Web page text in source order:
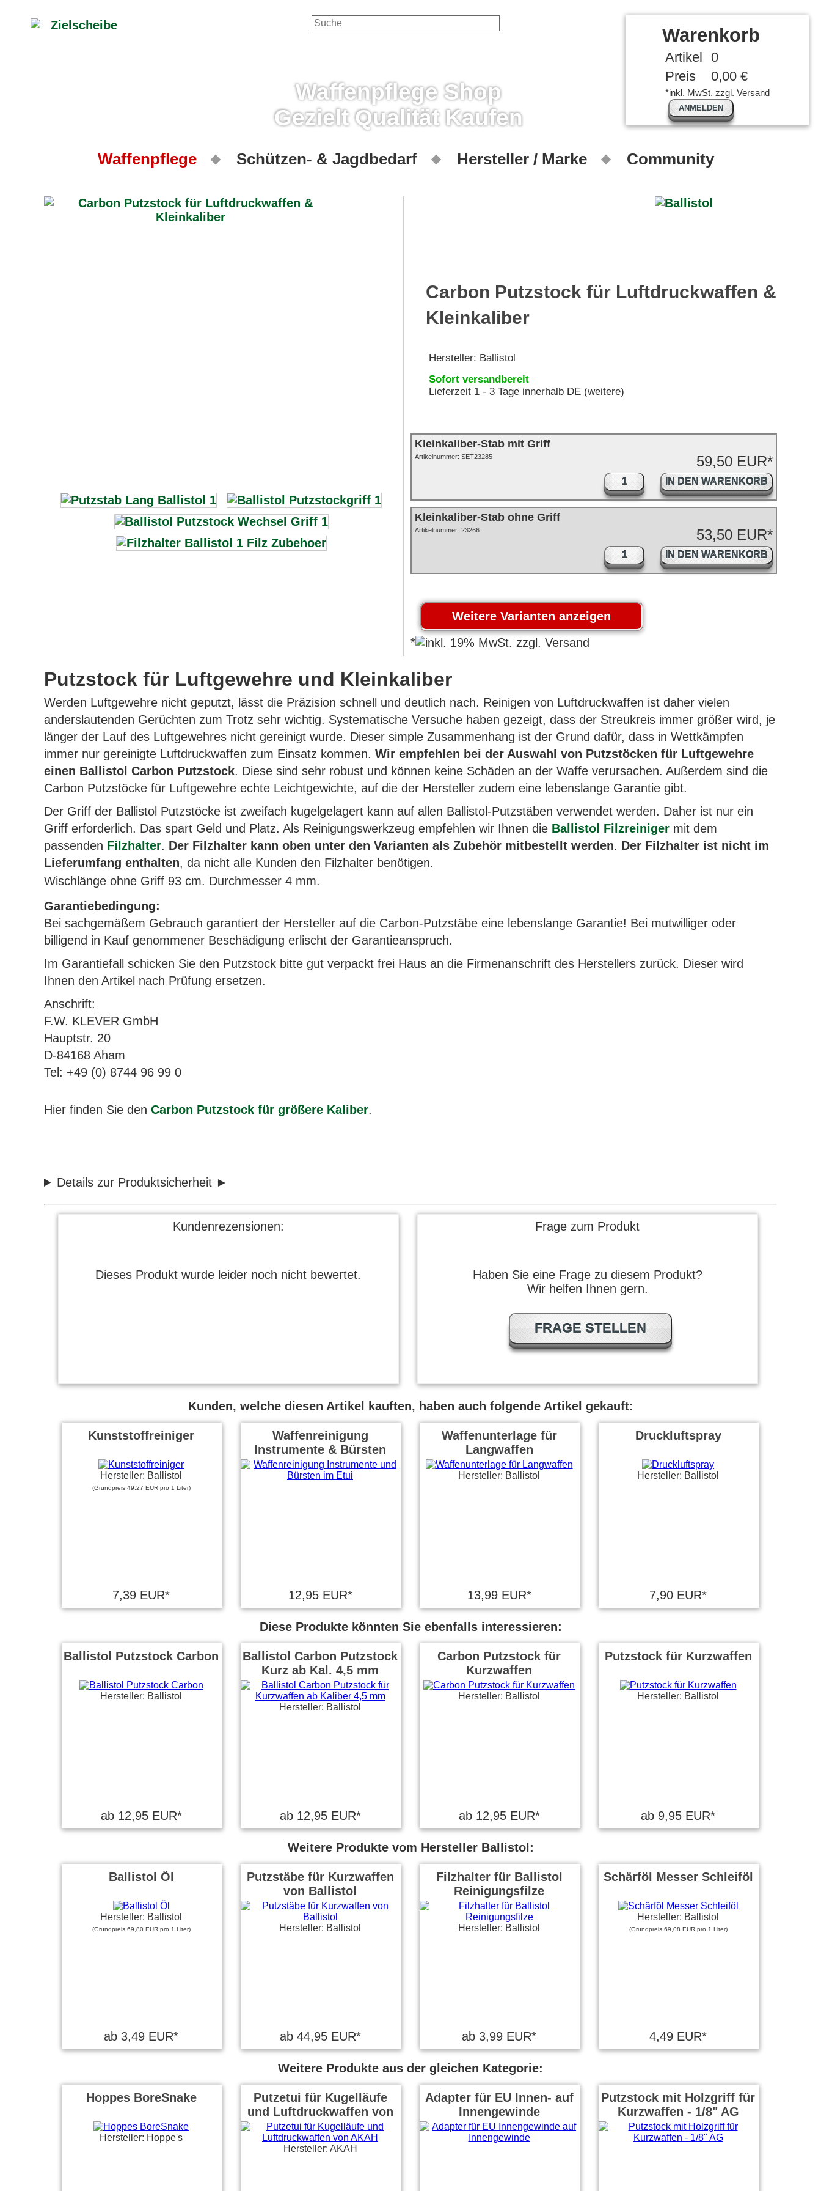
Waffenpflege Shop
Gezielt Qualität Kaufen
Warenkorb
Artikel 0
Preis
0,00 €
*inkl. MwSt. zzgl. Versand
ANMELDEN
Waffenpflege Schützen- & Jagdbedarf Hersteller / Marke Community
Carbon Putzstock für Luftdruckwaffen &
Kleinkaliber
Hersteller: Ballistol
Sofort versandbereit
Lieferzeit 1 - 3 Tage innerhalb DE (weitere)
Kleinkaliber-Stab mit Griff
59,50 EUR*
Artikelnummer: SET23285
IN DEN WARENKORB
Kleinkaliber-Stab ohne Griff
53,50 EUR*
Artikelnummer: 23266
IN DEN WARENKORB
*
Putzstock für Luftgewehre und Kleinkaliber
Werden Luftgewehre nicht geputzt, lässt die Präzision schnell und deutlich nach. Reinigen von Luftdruckwaffen ist daher vielen
anderslautenden Gerüchten zum Trotz sehr wichtig. Systematische Versuche haben gezeigt, dass der Streukreis immer größer wird, je
länger der Lauf des Luftgewehres nicht gereinigt wurde. Dieser simple Zusammenhang ist der Grund dafür, dass in Wettkämpfen
immer nur gereinigte Luftdruckwaffen zum Einsatz kommen. Wir empfehlen bei der Auswahl von Putzstöcken für Luftgewehre
einen Ballistol Carbon Putzstock. Diese sind sehr robust und können keine Schäden an der Waffe verursachen. Außerdem sind die
Carbon Putzstöcke für Luftgewehre echte Leichtgewichte, auf die der Hersteller zudem eine lebenslange Garantie gibt.
Der Griff der Ballistol Putzstöcke ist zweifach kugelgelagert kann auf allen Ballistol-Putzstäben verwendet werden. Daher ist nur ein
Griff erforderlich. Das spart Geld und Platz. Als Reinigungswerkzeug empfehlen wir Ihnen die Ballistol Filzreiniger mit dem
passenden Filzhalter. Der Filzhalter kann oben unter den Varianten als Zubehör mitbestellt werden. Der Filzhalter ist nicht im
Lieferumfang enthalten, da nicht alle Kunden den Filzhalter benötigen.
Wischlänge ohne Griff 93 cm. Durchmesser 4 mm.
Garantiebedingung:
Bei sachgemäßem Gebrauch garantiert der Hersteller auf die Carbon-Putzstäbe eine lebenslange Garantie! Bei mutwilliger oder
billigend in Kauf genommener Beschädigung erlischt der Garantieanspruch.
Im Garantiefall schicken Sie den Putzstock bitte gut verpackt frei Haus an die Firmenanschrift des Herstellers zurück. Dieser wird
Ihnen den Artikel nach Prüfung ersetzen.
Anschrift:
F.W. KLEVER GmbH
Hauptstr. 20
D-84168 Aham
Tel: +49 (0) 8744 96 99 0
Hier finden Sie den Carbon Putzstock für größere Kaliber.
Details zur Produktsicherheit
Kundenrezensionen:
Dieses Produkt wurde leider noch nicht bewertet.
Frage zum Produkt
Haben Sie eine Frage zu diesem Produkt?
Wir helfen Ihnen gern.
FRAGE STELLEN
Kunden, welche diesen Artikel kauften, haben auch folgende Artikel gekauft:
Kunststoffreiniger
Hersteller: Ballistol
(Grundpreis 49,27 EUR pro 1 Liter)
7,39 EUR*
Waffenreinigung
Instrumente & Bürsten
12,95 EUR*
Waffenunterlage für
Langwaffen
Hersteller: Ballistol
13,99 EUR*
Druckluftspray
Hersteller: Ballistol
7,90 EUR*
Diese Produkte könnten Sie ebenfalls interessieren:
Ballistol Putzstock Carbon
Hersteller: Ballistol
ab 12,95 EUR*
Ballistol Carbon Putzstock
Kurz ab Kal. 4,5 mm
Hersteller: Ballistol
ab 12,95 EUR*
Carbon Putzstock für
Kurzwaffen
Hersteller: Ballistol
ab 12,95 EUR*
Putzstock für Kurzwaffen
Hersteller: Ballistol
ab 9,95 EUR*
Weitere Produkte vom Hersteller Ballistol:
Ballistol Öl
Hersteller: Ballistol
(Grundpreis 69,80 EUR pro 1 Liter)
ab 3,49 EUR*
Putzstäbe für Kurzwaffen
von Ballistol
Hersteller: Ballistol
ab 44,95 EUR*
Filzhalter für Ballistol
Reinigungsfilze
Hersteller: Ballistol
ab 3,99 EUR*
Schärföl Messer Schleiföl
Hersteller: Ballistol
(Grundpreis 69,08 EUR pro 1 Liter)
4,49 EUR*
Weitere Produkte aus der gleichen Kategorie:
Hoppes BoreSnake
Hersteller: Hoppe's
Putzetui für Kugelläufe
und Luftdruckwaffen von
AKAH
Hersteller: AKAH
Adapter für EU Innen- auf
Innengewinde
Putzstock mit Holzgriff für
Kurzwaffen - 1/8" AG